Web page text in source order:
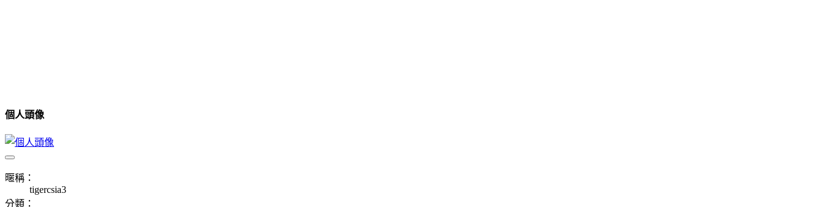
個人頭像
暱稱：
tigercsia3
分類：